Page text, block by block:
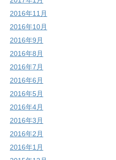
2016年11月
2016年10月
2016年9月
2016年8月
2016年7月
2016年6月
2016年5月
2016年4月
2016年3月
2016年2月
2016年1月